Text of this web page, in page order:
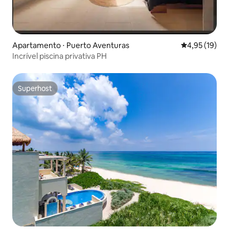
Apartamento ⋅ Puerto Aventuras 4,95 de uma
4,95 (19)
Incrível piscina privativa PH
Superhost
Superhost